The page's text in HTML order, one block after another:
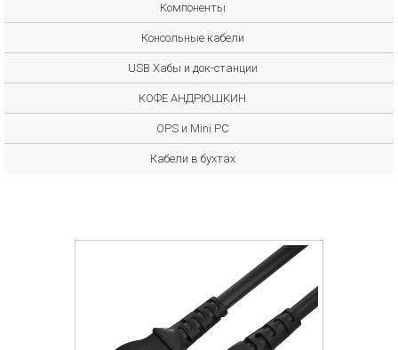
Компоненты
Консольные кабели
USB Хабы и док-станции
КОФЕ АНДРЮШКИН
OPS и Mini PC
Кабели в бухтах